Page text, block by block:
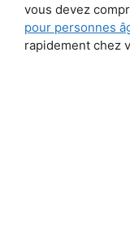
vous devez
pour personnes
rapidement chez